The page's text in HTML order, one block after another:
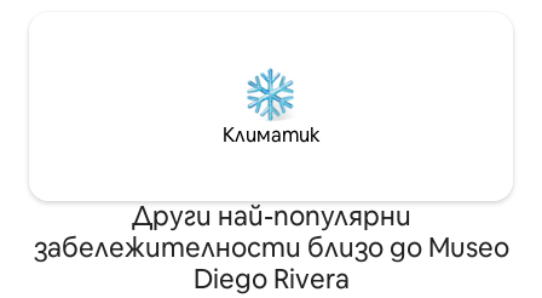
Климатик
Други най-популярни
забележителности близо до Museo
Diego Rivera